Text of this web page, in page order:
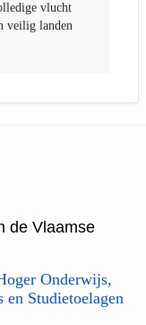
vlucht
veilig landen
de Vlaamse
Onderwijs,
Studietoelagen